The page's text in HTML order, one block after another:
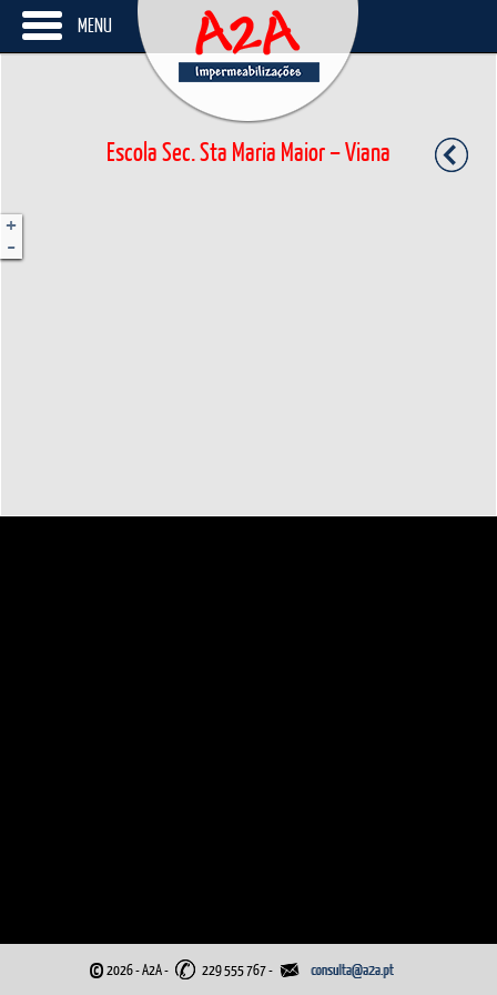
MENU
+
-
Escola Sec. Sta Maria Maior – Viana
©2026 - A2A- 229 555 767 -